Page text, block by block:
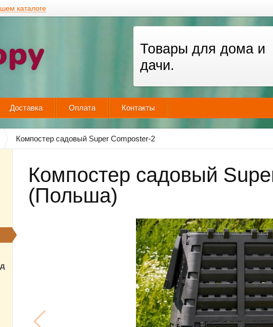
каталоге
Товары для дома и
дачи.
Доставка Оплата Контакты
Компостер садовый Super Composter-2
Компостер садовый
(Польша)